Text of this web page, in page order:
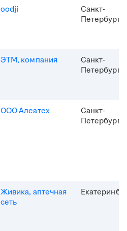
oodji
Санкт-
Петербург
ЭТМ, компания
Санкт-
Петербург
ООО Алеатех
Санкт-
Петербург
Живика, аптечная
сеть